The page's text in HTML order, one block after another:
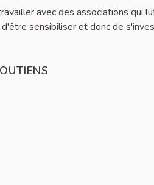
avec des associations qui
sensibiliser et donc de